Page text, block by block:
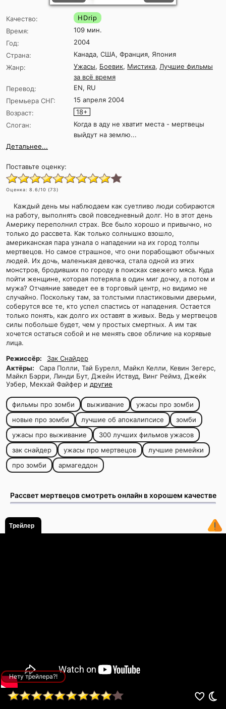
Качество:
HDrip
Время:
109 мин.
Год:
2004
Страна:
Канада, США, Франция, Япония
Жанр:
Ужасы, Боевик, Мистика, Лучшие фильмы
за всё время
Перевод:
EN, RU
Премьера СНГ:
15 апреля 2004
Возраст:
18+
Слоган:
Когда в аду не хватит места - мертвецы
выйдут на землю...
Детальнее...
Поставьте оценку:
Оценка: 8.6/10 (73)
Каждый день мы наблюдаем как суетливо люди собираются
на работу, выполнять свой повседневный долг. Но в этот день
Америку переполнил страх. Все было хорошо и привычно, но
только до рассвета. Как только солнышко взошло,
американская пара узнала о нападении на их город толпы
мертвецов. Но самое страшное, что они порабощают обычных
людей. Их дочь, маленькая девочка, стала одной из этих
монстров, бродивших по городу в поисках свежего мяса. Куда
пойти женщине, которая потеряла в один миг дочку, а потом и
мужа? Отчаяние заведет ее в торговый центр, но видимо не
случайно. Поскольку там, за толстыми пластиковыми дверьми,
соберутся все те, кто успел спастись от нападения. Остается
только понять, как долго их оставят в живых. Ведь у мертвецов
силы побольше будет, чем у простых смертных. А им так
хочется остаться собой и не менять свое обличие на корявые
лица.
Режиссёр:
Зак Снайдер
Актёры:
Сара Полли, Тай Бурелл, Майкл Келли, Кевин Зегерс,
Майкл Бэрри, Линди Бут, Джейн Иствуд, Винг Реймз, Джейк
Уэбер, Мекхай Файфер и другие
фильмы про зомби выживание
ужасы про зомби
новые про зомби
лучшие об апокалипсисе
зомби
ужасы про выживание
300 лучших фильмов ужасов
зак снайдер
ужасы про мертвецов
лучшие ремейки
про зомби
армагеддон
Рассвет мертвецов смотреть онлайн в хорошем качестве
Трейлер
Нету трейлера?!